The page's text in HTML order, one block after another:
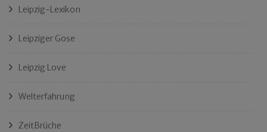
Leipzig-Lexikon
Leipziger Gose
Leipzig Love
Welterfahrung
ZeitBrüche